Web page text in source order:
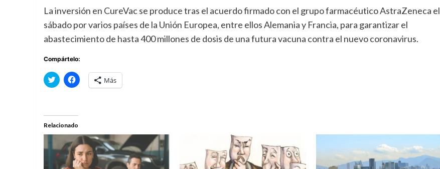
La inversión en CureVac se produce tras el acuerdo firmado con el grupo farmacéutico AstraZeneca el
sábado por varios países de la Unión Europea, entre ellos Alemania y Francia, para garantizar el
abastecimiento de hasta 400 millones de dosis de una futura vacuna contra el nuevo coronavirus.
Compártelo:
Haz
clic
(Se
abre
en
una
ventana
nueva)
Haz
clic
(Se
abre
en
una
ventana
nueva)
Más
Relacionado